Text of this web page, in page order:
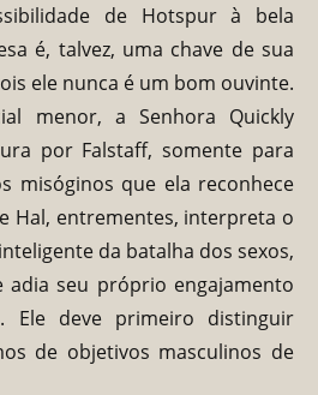
de Hotspur à bela
é, talvez, uma chave de sua
ele nunca é um bom ouvinte.
menor, a Senhora Quickly
por Falstaff, somente para
misóginos que ela reconhece
Hal, entrementes, interpreta o
da batalha dos sexos,
adia seu próprio engajamento
Ele deve primeiro distinguir
de objetivos masculinos de